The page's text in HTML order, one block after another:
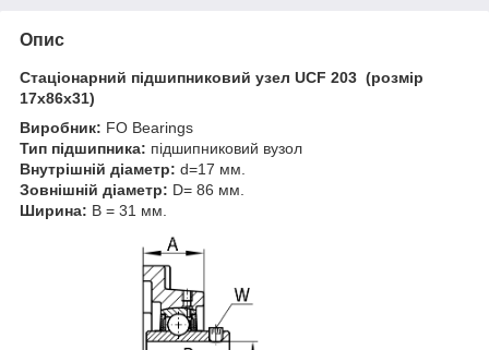
Опис
Стаціонарний підшипниковий узел UCF 203 (розмір
17x86x31)
Виробник: FO Bearings
Тип підшипника: підшипниковий вузол
Внутрішній діаметр: d=17 мм.
Зовнішній діаметр: D= 86 мм.
Ширина: B = 31 мм.